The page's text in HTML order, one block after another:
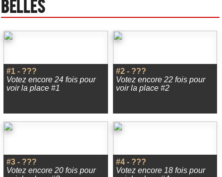
belles
#1 - ???
Votez encore 24 fois pour
voir la place #1
#2 - ???
Votez encore 22 fois pour
voir la place #2
#3 - ???
Votez encore 20 fois pour
#4 - ???
Votez encore 18 fois pour